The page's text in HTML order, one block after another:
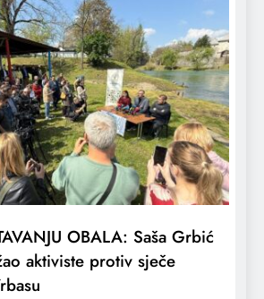
OBALA: Saša Grbić
aktiviste protiv sječe